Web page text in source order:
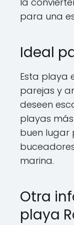
para una
Ideal
Esta playa
parejas y
deseen
playas
buen lugar
marina.
Otra
playa